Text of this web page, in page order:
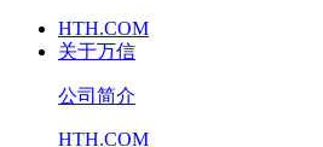
HTH.COM
关于万信
公司简介
HTH.COM